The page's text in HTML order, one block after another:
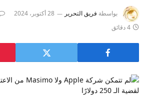
بواسطة فريق التحرير 28 أكتوبر، 2024
4 دقائق